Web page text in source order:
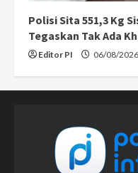
Polisi Sita 551,3 Kg
Tegaskan Tak Ada
Editor PI 06/08/2026